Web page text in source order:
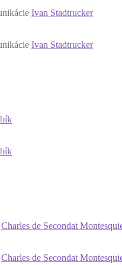
Ivan Stadtrucker
Ivan Stadtrucker
Charles de Secondat
Charles de Secondat